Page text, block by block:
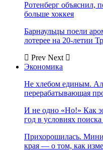
Ротенберг объяснил,
больше хоккея
Барнаульцы поели
лотерее на 20-летии
Prev Next
Экономика
Не хлебом единым.
перерабатывающая
И не одно «Но!» Как
год в условиях
Прихорошилась.
края — о том, как